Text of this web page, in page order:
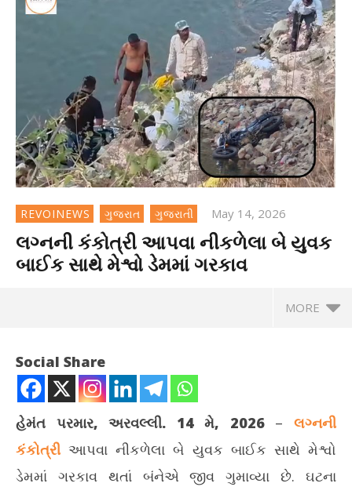
REVOINEWS ગુજરાત ગુજરાતી May 14, 2026
લગ્નની કંકોત્રી આપવા નીકળેલા બે યુવક
બાઈક સાથે મેશ્વો ડેમમાં ગરકાવ
MORE
Social Share
હેમંત પરમાર, અરવલ્લી. 14 મે, 2026–લગ્નની
કંકોત્રી આપવા નીકળેલા બે યુવક બાઈક સાથે મેશ્વો
ડેમમાં ગરકાવ થતાં બંનેએ જીવ ગુમાવ્યા છે. ઘટના